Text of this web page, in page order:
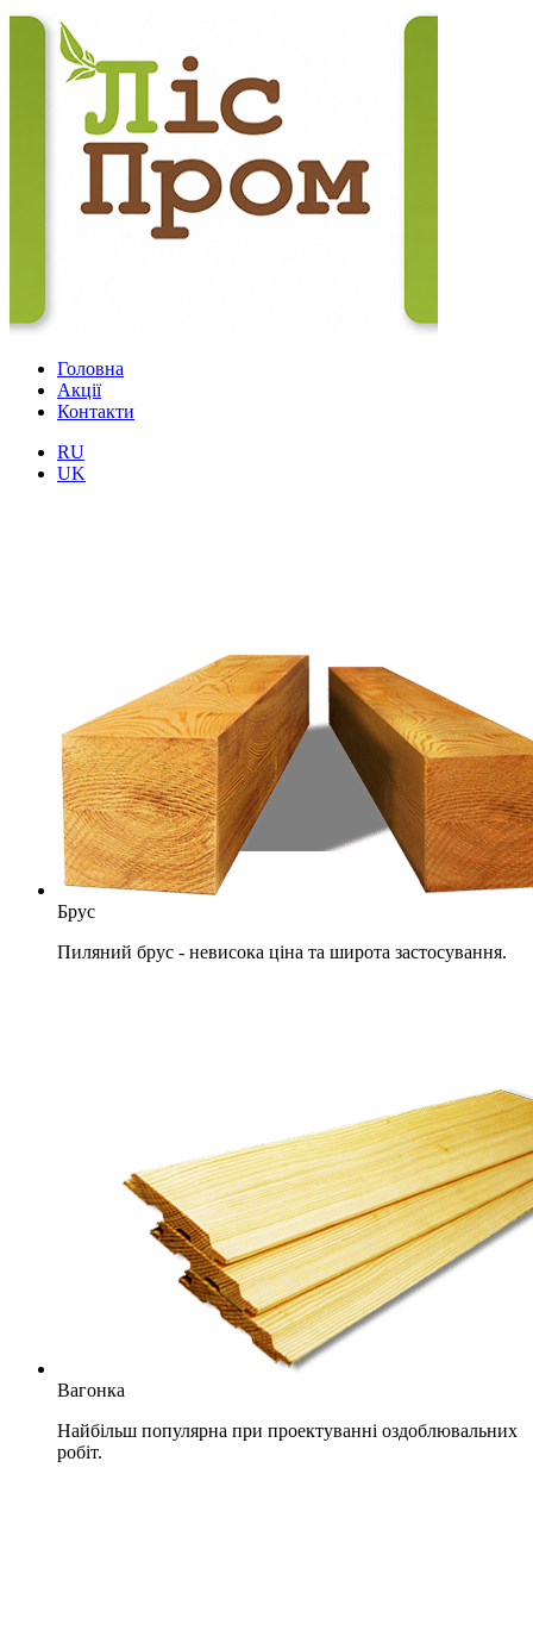
Головна
Акції
Контакти
RU
UK
Брус
Пиляний брус - невисока ціна та широта застосування.
Вагонка
Найбільш популярна при проектуванні оздоблювальних
робіт.